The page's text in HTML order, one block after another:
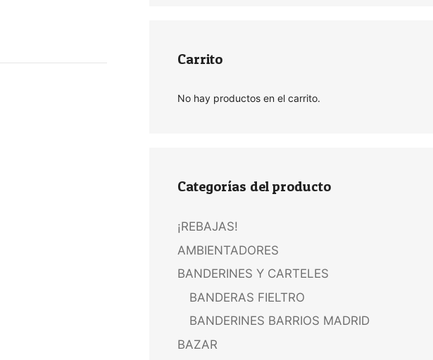
Carrito
No hay productos en el carrito.
Categorías del producto
¡REBAJAS!
AMBIENTADORES
BANDERINES Y CARTELES
BANDERAS FIELTRO
BANDERINES BARRIOS MADRID
BAZAR